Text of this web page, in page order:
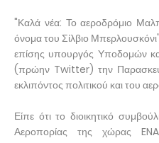
"Καλά νέα: Το αεροδρόμιο
όνομα του Σίλβιο
επίσης υπουργός Υποδομών
(πρώην Twitter) την
εκλιπόντος πολιτικού και του
Είπε ότι το διοικητικό
Αεροπορίας της χώρας